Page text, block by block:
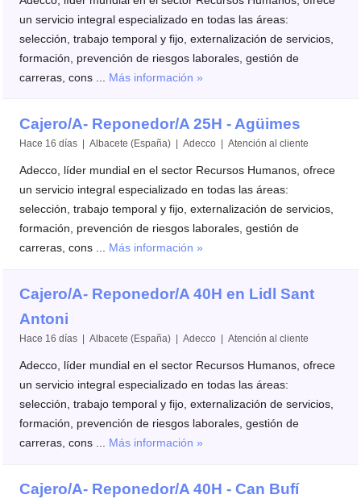
un servicio integral especializado en todas las áreas:
selección, trabajo temporal y fijo, externalización de servicios,
formación, prevención de riesgos laborales, gestión de
carreras, cons ... Más información »
Cajero/A- Reponedor/A 25H - Agüimes
Hace 16 días | Albacete (España) | Adecco | Atención al cliente
Adecco, líder mundial en el sector Recursos Humanos, ofrece
un servicio integral especializado en todas las áreas:
selección, trabajo temporal y fijo, externalización de servicios,
formación, prevención de riesgos laborales, gestión de
carreras, cons ... Más información »
Cajero/A- Reponedor/A 40H en Lidl Sant
Antoni
Hace 16 días | Albacete (España) | Adecco | Atención al cliente
Adecco, líder mundial en el sector Recursos Humanos, ofrece
un servicio integral especializado en todas las áreas:
selección, trabajo temporal y fijo, externalización de servicios,
formación, prevención de riesgos laborales, gestión de
carreras, cons ... Más información »
Cajero/A- Reponedor/A 40H - Can Bufí